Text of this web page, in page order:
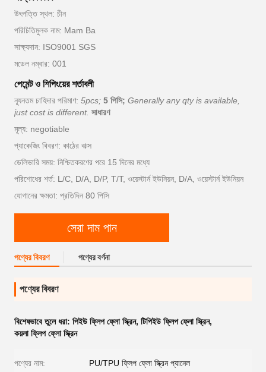
উৎপত্তি স্থল: চীন
পরিচিতিমুলক নাম: Mam Ba
সাক্ষ্যদান: ISO9001 SGS
মডেল নম্বার: 001
পেমেন্ট ও শিপিংয়ের শর্তাবলী
ন্যূনতম চাহিদার পরিমাণ: 5pcs; 5 পিসি; Generally any qty is available,
just cost is different. সাধারণ
মূল্য: negotiable
প্যাকেজিং বিবরণ: কাঠের বাক্স
ডেলিভারি সময়: নিশ্চিতকরণের পরে 15 দিনের মধ্যে
পরিশোধের শর্ত: L/C, D/A, D/P, T/T, ওয়েস্টার্ন ইউনিয়ন, D/A, ওয়েস্টার্ন ইউনিয়ন
যোগানের ক্ষমতা: প্রতিদিন 80 পিসি
সেরা দাম পান
পণ্যের বিবরণ পণ্যের বর্ণনা
পণ্যের বিবরণ
বিশেষভাবে তুলে ধরা: পিইউ ফ্লিপ ফ্লো স্ক্রিন, টিপিইউ ফ্লিপ ফ্লো স্ক্রিন,
কয়লা ফ্লিপ ফ্লো স্ক্রিন
পণ্যের নাম: PU/TPU ফ্লিপ ফ্লো স্ক্রিন প্যানেল